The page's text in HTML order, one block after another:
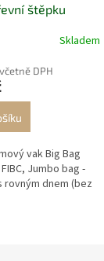
štěpku
Skladem
DPH
vak Big Bag
Jumbo bag -
dnem (bez